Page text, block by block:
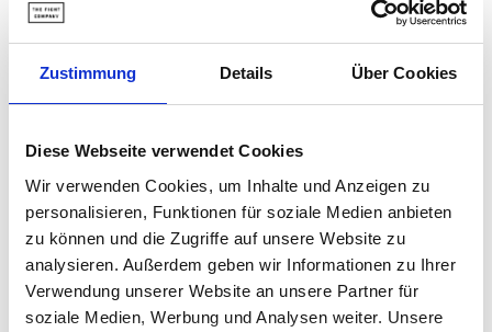
Zustimmung Details Über Cookies
Diese Webseite verwendet Cookies
Wir verwenden Cookies, um Inhalte und Anzeigen zu
personalisieren, Funktionen für soziale Medien anbieten
zu können und die Zugriffe auf unsere Website zu
analysieren. Außerdem geben wir Informationen zu Ihrer
Verwendung unserer Website an unsere Partner für
soziale Medien, Werbung und Analysen weiter. Unsere
Beliebte Kategorien
Boxhandschuhe Schienbeinschoner MMA Handschuhe